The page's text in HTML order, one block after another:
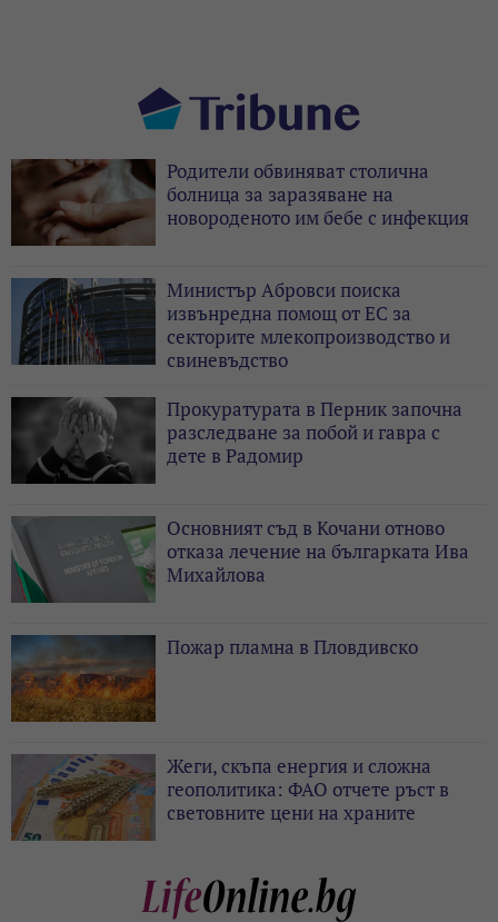
Родители обвиняват столична
болница за заразяване на
новороденото им бебе с инфекция
Министър Абровси поиска
извънредна помощ от ЕС за
секторите млекопроизводство и
свиневъдство
Прокуратурата в Перник започна
разследване за побой и гавра с
дете в Радомир
Основният съд в Кочани отново
отказа лечение на българката Ива
Михайлова
Пожар пламна в Пловдивско
Жеги, скъпа енергия и сложна
геополитика: ФАО отчете ръст в
световните цени на храните